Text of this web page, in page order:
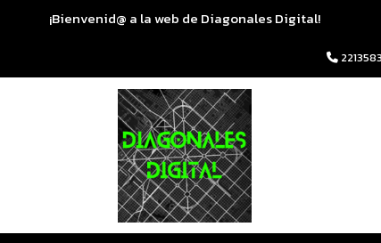
¡Bienvenid@ a la web de Diagonales Digital!